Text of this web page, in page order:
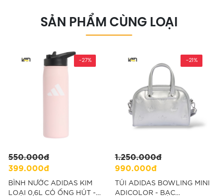
SẢN PHẨM CÙNG LOẠI
550.000đ
399.000đ
-27%
BÌNH NƯỚC ADIDAS KIM
LOẠI 0,6L CÓ ỐNG HÚT -
1.250.000đ
990.000đ
-21%
TÚI ADIDAS BOWLING MINI
ADICOLOR - BẠC